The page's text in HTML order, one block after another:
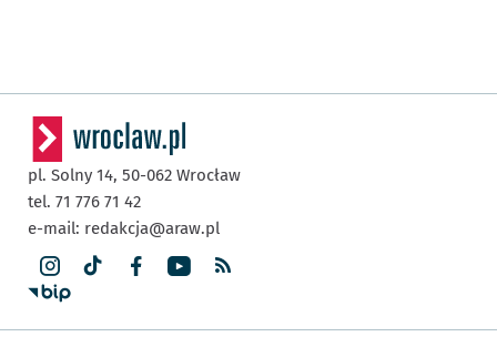
pl. Solny 14, 50-062 Wrocław
tel. 71 776 71 42
e-mail: redakcja@araw.pl